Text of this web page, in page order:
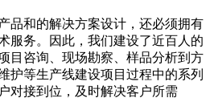
品和的解决方案设计，还必须拥有
服务。因此，我们建设了近百人的
目咨询、现场勘察、样品分析到方
护等生产线建设项目过程中的系列
对接到位，及时解决客户所需